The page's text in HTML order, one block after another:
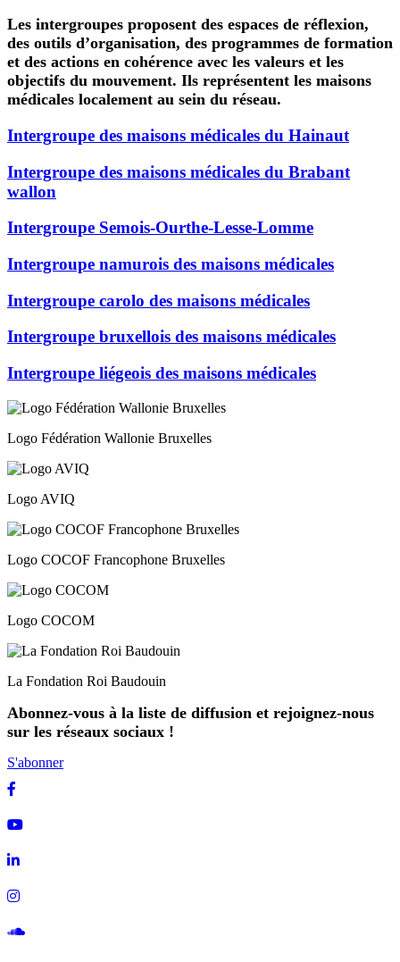
Les intergroupes proposent des espaces de réflexion,
des outils d’organisation, des programmes de formation
et des actions en cohérence avec les valeurs et les
objectifs du mouvement. Ils représentent les maisons
médicales localement au sein du réseau.
Intergroupe des maisons médicales du Hainaut
Intergroupe des maisons médicales du Brabant
wallon
Intergroupe Semois-Ourthe-Lesse-Lomme
Intergroupe namurois des maisons médicales
Intergroupe carolo des maisons médicales
Intergroupe bruxellois des maisons médicales
Intergroupe liégeois des maisons médicales
Logo Fédération Wallonie Bruxelles
Logo AVIQ
Logo COCOF Francophone Bruxelles
Logo COCOM
La Fondation Roi Baudouin
Abonnez-vous à la liste de diffusion et rejoignez-nous
sur les réseaux sociaux !
S'abonner